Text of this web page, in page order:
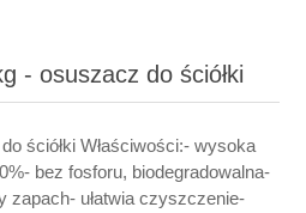
- osuszacz do ściółki
ściółki Właściwości:- wysoka
bez fosforu, biodegradowalna-
zapach- ułatwia czyszczenie-